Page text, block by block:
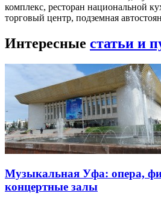
комплекс, ресторан национальной
торговый центр, подземная
Интересные статьи и
Музыкальная Уфа: опера,
концертные залы